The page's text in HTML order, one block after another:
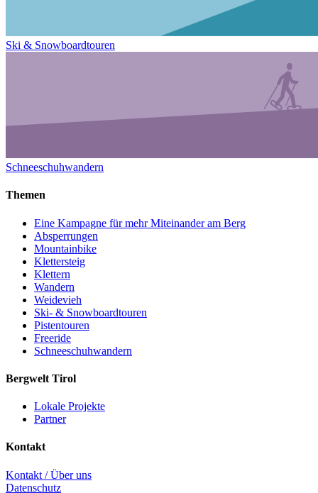
Ski & Snowboardtouren
Schneeschuhwandern
Themen
Eine Kampagne für mehr Miteinander am Berg
Absperrungen
Mountainbike
Klettersteig
Klettern
Wandern
Weidevieh
Ski- & Snowboardtouren
Pistentouren
Freeride
Schneeschuhwandern
Bergwelt Tirol
Lokale Projekte
Partner
Kontakt
Kontakt / Über uns
Datenschutz